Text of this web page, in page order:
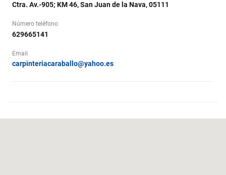
Ctra. Av.-905; KM 46, San Juan de la Nava, 05111
Número teléfono
629665141
Email
carpinteriacaraballo@yahoo.es